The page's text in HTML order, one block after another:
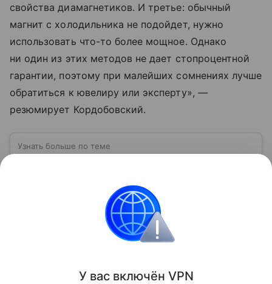
свойства диамагнетиков. И третье: обычный
магнит с холодильника не подойдет, нужно
использовать что-то более мощное. Однако
ни один из этих методов не дает стопроцентной
гарантии, поэтому при малейших сомнениях лучше
обратиться к ювелиру или эксперту», —
резюмирует Кордобовский.
Узнать больше по теме
В статье расскажем, кому нужна лицензия, а также
выделим особенности, которые необходимо
учитывать при ее получении.
Поделиться
У вас включён VPN